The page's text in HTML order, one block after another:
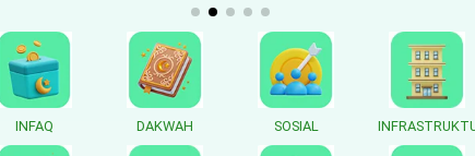
INFAQ DAKWAH SOSIAL